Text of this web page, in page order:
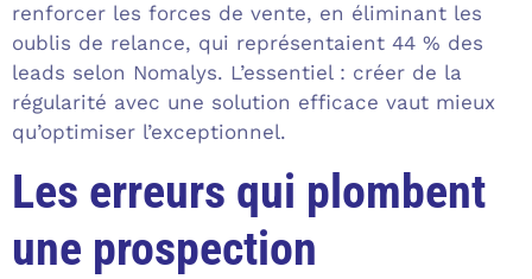
renforcer les forces de vente, en éliminant les
oublis de relance, qui représentaient 44 % des
leads selon Nomalys. L’essentiel : créer de la
régularité avec une solution efficace vaut mieux
qu’optimiser l’exceptionnel.
Les erreurs qui plombent
une prospection